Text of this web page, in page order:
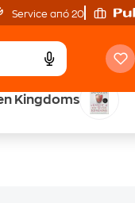
Service από 20'
Kingdoms
κόσμο